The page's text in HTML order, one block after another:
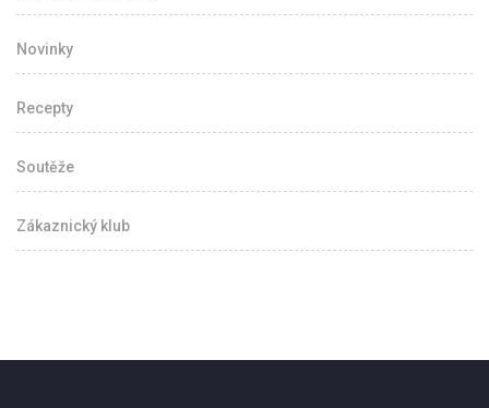
Novinky
Recepty
Soutěže
Zákaznický klub